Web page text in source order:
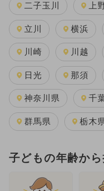
二子玉川 上
立川 横浜
川崎 川越
日光 那須
神奈川県 千
群馬県 栃木
子どもの年齢か